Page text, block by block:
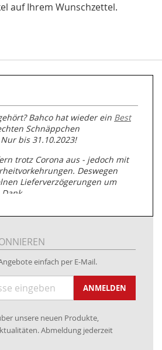
auf Ihrem Wunschzettel.
Bahco hat wieder ein Best
Schnäppchen
bis 31.10.2023!
trotz Corona aus - jedoch mit
Deswegen
Lieferverzögerungen um
Zugang zu unserer
bedruckte Kabeltrommeln
versand.de/Kabelbedruckung
der Corporate Identity (CI)
- Visa & MasterCard (inkl.
einfach per E-Mail.
ANMELDEN
unsere neuen Produkte,
Abmeldung jederzeit